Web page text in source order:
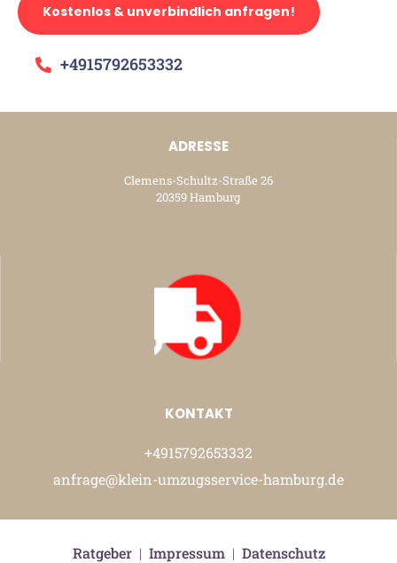
Kostenlos & unverbindlich anfragen!
+4915792653332
ADRESSE
Clemens-Schultz-Straße 26
20359 Hamburg
KONTAKT
+4915792653332
anfrage@klein-umzugsservice-hamburg.de
Ratgeber| Impressum| Datenschutz